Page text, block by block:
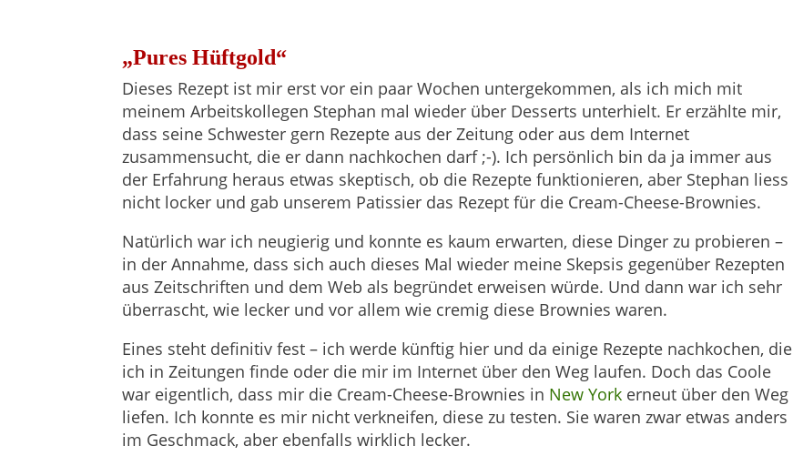
„Pures Hüftgold“
Dieses Rezept ist mir erst vor ein paar Wochen untergekommen, als ich mich mit
meinem Arbeitskollegen Stephan mal wieder über Desserts unterhielt. Er erzählte mir,
dass seine Schwester gern Rezepte aus der Zeitung oder aus dem Internet
zusammensucht, die er dann nachkochen darf ;-). Ich persönlich bin da ja immer aus
der Erfahrung heraus etwas skeptisch, ob die Rezepte funktionieren, aber Stephan liess
nicht locker und gab unserem Patissier das Rezept für die Cream-Cheese-Brownies.
Natürlich war ich neugierig und konnte es kaum erwarten, diese Dinger zu probieren –
in der Annahme, dass sich auch dieses Mal wieder meine Skepsis gegenüber Rezepten
aus Zeitschriften und dem Web als begründet erweisen würde. Und dann war ich sehr
überrascht, wie lecker und vor allem wie cremig diese Brownies waren.
Eines steht definitiv fest – ich werde künftig hier und da einige Rezepte nachkochen, die
ich in Zeitungen finde oder die mir im Internet über den Weg laufen. Doch das Coole
war eigentlich, dass mir die Cream-Cheese-Brownies in New York erneut über den Weg
liefen. Ich konnte es mir nicht verkneifen, diese zu testen. Sie waren zwar etwas anders
im Geschmack, aber ebenfalls wirklich lecker.